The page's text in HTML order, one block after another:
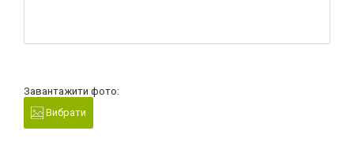
Завантажити фото:
Вибрати